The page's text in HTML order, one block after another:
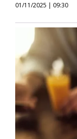
01/11/2025 | 09:30